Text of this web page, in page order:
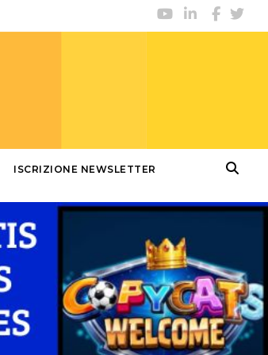
ISCRIZIONE NEWSLETTER